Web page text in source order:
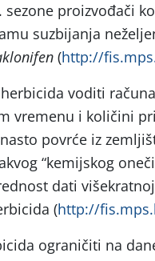
sezone proizvođači
suzbijanja
(http://
voditi
vremenu i količini
povrće iz
“kemijskog
dati
(http://
ograničiti na